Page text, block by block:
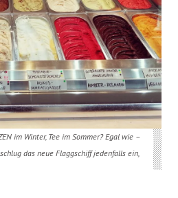
im Winter, Tee im Sommer? Egal wie –
das neue Flaggschiff jedenfalls ein,